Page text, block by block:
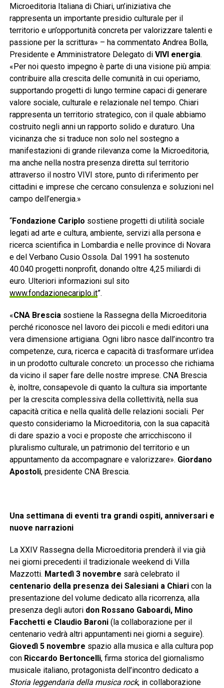
Microeditoria Italiana di Chiari, un’iniziativa che
rappresenta un importante presidio culturale per il
territorio e un’opportunità concreta per valorizzare talenti e
passione per la scrittura» – ha commentato Andrea Bolla,
Presidente e Amministratore Delegato di VIVI energia.
«Per noi questo impegno è parte di una visione più ampia:
contribuire alla crescita delle comunità in cui operiamo,
supportando progetti di lungo termine capaci di generare
valore sociale, culturale e relazionale nel tempo. Chiari
rappresenta un territorio strategico, con il quale abbiamo
costruito negli anni un rapporto solido e duraturo. Una
vicinanza che si traduce non solo nel sostegno a
manifestazioni di grande rilevanza come la Microeditoria,
ma anche nella nostra presenza diretta sul territorio
attraverso il nostro VIVI store, punto di riferimento per
cittadini e imprese che cercano consulenza e soluzioni nel
campo dell’energia.»
“Fondazione Cariplo sostiene progetti di utilità sociale
legati ad arte e cultura, ambiente, servizi alla persona e
ricerca scientifica in Lombardia e nelle province di Novara
e del Verbano Cusio Ossola. Dal 1991 ha sostenuto
40.040 progetti nonprofit, donando oltre 4,25 miliardi di
euro. Ulteriori informazioni sul sito
www.fondazionecariplo.it”.
«CNA Brescia sostiene la Rassegna della Microeditoria
perché riconosce nel lavoro dei piccoli e medi editori una
vera dimensione artigiana. Ogni libro nasce dall’incontro tra
competenze, cura, ricerca e capacità di trasformare un’idea
in un prodotto culturale concreto: un processo che richiama
da vicino il saper fare delle nostre imprese. CNA Brescia
è, inoltre, consapevole di quanto la cultura sia importante
per la crescita complessiva della collettività, nella sua
capacità critica e nella qualità delle relazioni sociali. Per
questo consideriamo la Microeditoria, con la sua capacità
di dare spazio a voci e proposte che arricchiscono il
pluralismo culturale, un patrimonio del territorio e un
appuntamento da accompagnare e valorizzare». Giordano
Apostoli, presidente CNA Brescia.
Una settimana di eventi tra grandi ospiti, anniversari e
nuove narrazioni
La XXIV Rassegna della Microeditoria prenderà il via già
nei giorni precedenti il tradizionale weekend di Villa
Mazzotti. Martedì 3 novembre sarà celebrato il
centenario della presenza dei Salesiani a Chiaricon la
presentazione del volume dedicato alla ricorrenza, alla
presenza degli autori don Rossano Gaboardi, Mino
Facchetti e Claudio Baroni(la collaborazione per il
centenario vedrà altri appuntamenti nei giorni a seguire).
Giovedì 5 novembre spazio alla musica e alla cultura pop
con Riccardo Bertoncelli, firma storica del giornalismo
musicale italiano, protagonista dell’incontro dedicato a
Storia leggendaria della musica rock, in collaborazione